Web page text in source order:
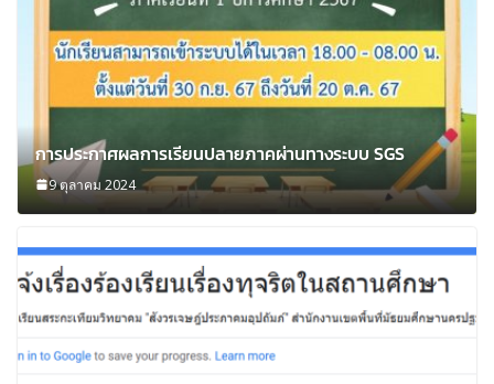
การประกาศผลการเรียนปลายภาคผ่านทางระบบ SGS
9 ตุลาคม 2024